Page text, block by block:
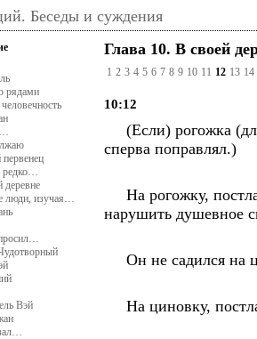
Беседы и суждения
рядами
редко…
деревне
люди, изучая…
Вэй
Глава 10. В своей
1 2 3 4 5 6 7 8 9 10 11 12 13 14
10:12
(Если) рогожка
сперва поправлял.)
На рогожку,
нарушить душевное
Он не садился на
На циновку,